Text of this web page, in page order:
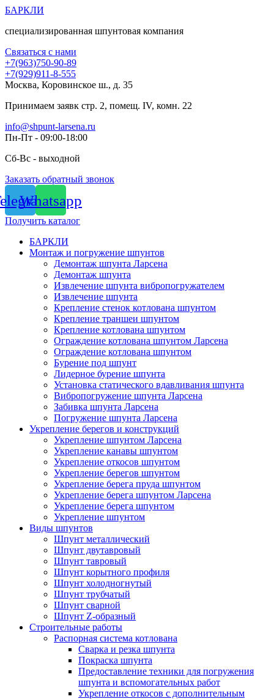
Перейти
содержимому
БАРКЛИ
специализированная шпунтовая компания
Связаться с нами
+7(963)750-90-89
+7(929)911-8-555
Москва, Коровинское ш., д. 35
Принимаем заявк стр. 2, помещ. IV, комн. 22
info@shpunt-larsena.ru
Пн-Пт - 09:00-18:00
Сб-Вс - выходной
Заказать обратный звонок
Whatsapp
Получить каталог
БАРКЛИ
Монтаж и погружение шпунтов
Демонтаж шпунта Ларсена
Демонтаж шпунта
Извлечение шпунта вибропогружателем
Извлечение шпунта
Крепление стенок котлована шпунтом
Крепление траншеи шпунтом
Крепление котлована шпунтом
Ограждение котлована шпунтом Ларсена
Ограждение котлована шпунтом
Бурение под шпунт
Лидерное бурение шпунта
Установка статического вдавливания шпунта
Вибропогружение шпунта Ларсена
Забивка шпунта Ларсена
Погружение шпунта Ларсена
Укрепление берегов и конструкций
Укрепление шпунтом Ларсена
Укрепление канавы шпунтом
Укрепление откосов шпунтом
Укрепление берегов шпунтом
Укрепление берега пруда шпунтом
Укрепление берега шпунтом Ларсена
Укрепление берега шпунтом
Укрепление шпунтом
Виды шпунтов
Шпунт металлический
Шпунт двутавровый
Шпунт тавровый
Шпунт корытного профиля
Шпунт холодногнутый
Шпунт трубчатый
Шпунт сварной
Шпунт Z-образный
Строительные работы
Распорная система котлована
Сварка и резка шпунта
Покраска шпунта
Предоставление техники для погружения
шпунта и вспомогательных работ
Укрепление откосов с дополнительным